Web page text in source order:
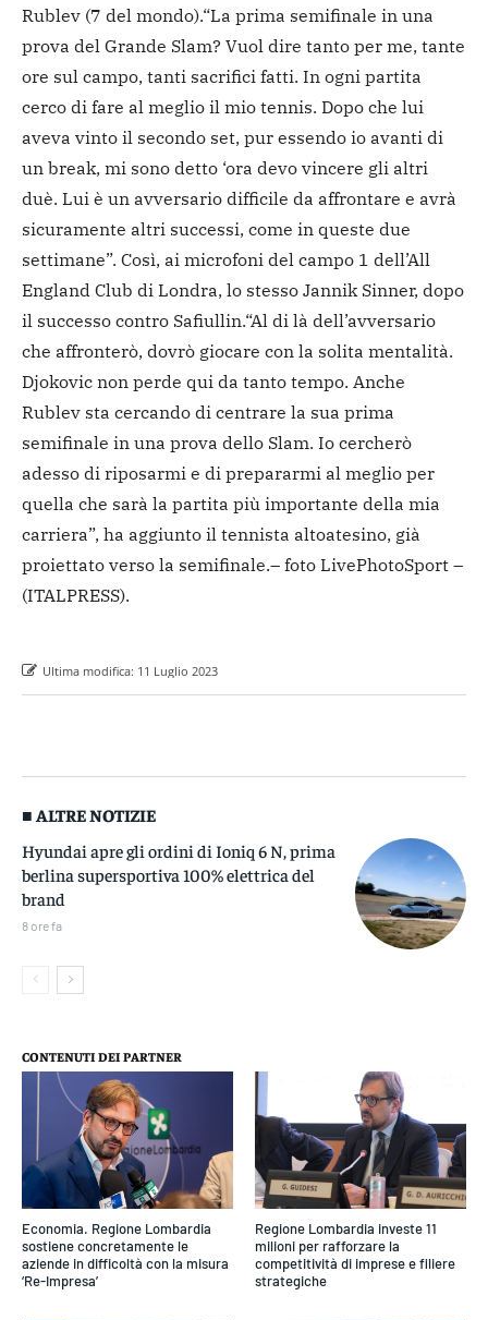
Rublev (7 del mondo).“La prima semifinale in una
prova del Grande Slam? Vuol dire tanto per me, tante
ore sul campo, tanti sacrifici fatti. In ogni partita
cerco di fare al meglio il mio tennis. Dopo che lui
aveva vinto il secondo set, pur essendo io avanti di
un break, mi sono detto ‘ora devo vincere gli altri
duè. Lui è un avversario difficile da affrontare e avrà
sicuramente altri successi, come in queste due
settimane”. Così, ai microfoni del campo 1 dell’All
England Club di Londra, lo stesso Jannik Sinner, dopo
il successo contro Safiullin.“Al di là dell’avversario
che affronterò, dovrò giocare con la solita mentalità.
Djokovic non perde qui da tanto tempo. Anche
Rublev sta cercando di centrare la sua prima
semifinale in una prova dello Slam. Io cercherò
adesso di riposarmi e di prepararmi al meglio per
quella che sarà la partita più importante della mia
carriera”, ha aggiunto il tennista altoatesino, già
proiettato verso la semifinale.– foto LivePhotoSport –
(ITALPRESS).
Ultima modifica: 11 Luglio 2023
■ ALTRE NOTIZIE
Hyundai apre gli ordini di Ioniq 6 N, prima
berlina supersportiva 100% elettrica del
brand
8 ore fa
CONTENUTI DEI PARTNER
Economia. Regione Lombardia
sostiene concretamente le
aziende in difficoltà con la misura
‘Re-Impresa’
Regione Lombardia investe 11
milioni per rafforzare la
competitività di imprese e filiere
strategiche